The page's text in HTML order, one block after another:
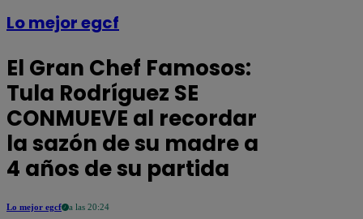
Lo mejor egcf
El Gran Chef Famosos:
Tula Rodríguez SE
CONMUEVE al recordar
la sazón de su madre a
4 años de su partida
Lo mejor egcf a las 20:24